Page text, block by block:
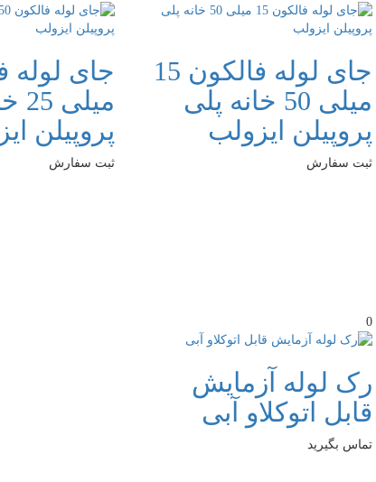
جای لوله فالکون 15
میلی 50 خانه پلی
پروپیلن ایزولب
ثبت سفارش
پروپیلن
ثبت سفارش
0
رک لوله آزمایش
قابل اتوکلاو آبی
تماس بگیرید